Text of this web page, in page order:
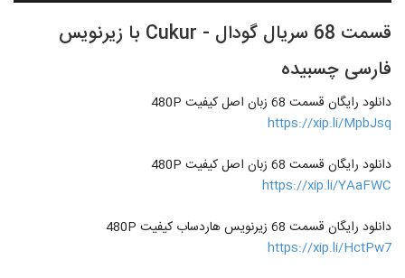
قسمت 68 سریال گودال - Cukur با زیرنویس
فارسی چسبیده
دانلود رایگان قسمت 68 زبان اصل کیفیت 480P
https://xip.li/MpbJsq
دانلود رایگان قسمت 68 زبان اصل کیفیت 480P
https://xip.li/YAaFWC
دانلود رایگان قسمت 68 زیرنویس هاردساب کیفیت 480P
https://xip.li/HctPw7